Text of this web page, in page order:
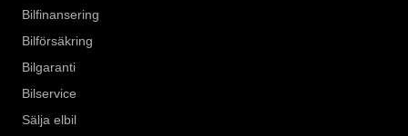
Bilfinansering
Bilförsäkring
Bilgaranti
Bilservice
Sälja elbil